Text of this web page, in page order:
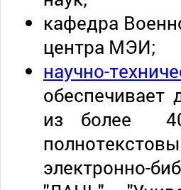
кафедра
центра МЭИ;
научно-
обеспечивает
из более